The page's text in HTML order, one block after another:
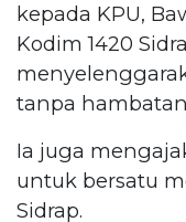
kepada KPU,
Kodim 1420
tanpa
Ia juga
untuk bersatu
Sidrap.